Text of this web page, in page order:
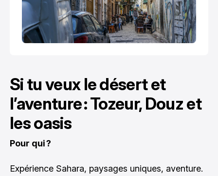
Si tu veux le désert et
l’aventure : Tozeur, Douz et
les oasis
Pour qui ?
Expérience Sahara, paysages uniques, aventure.